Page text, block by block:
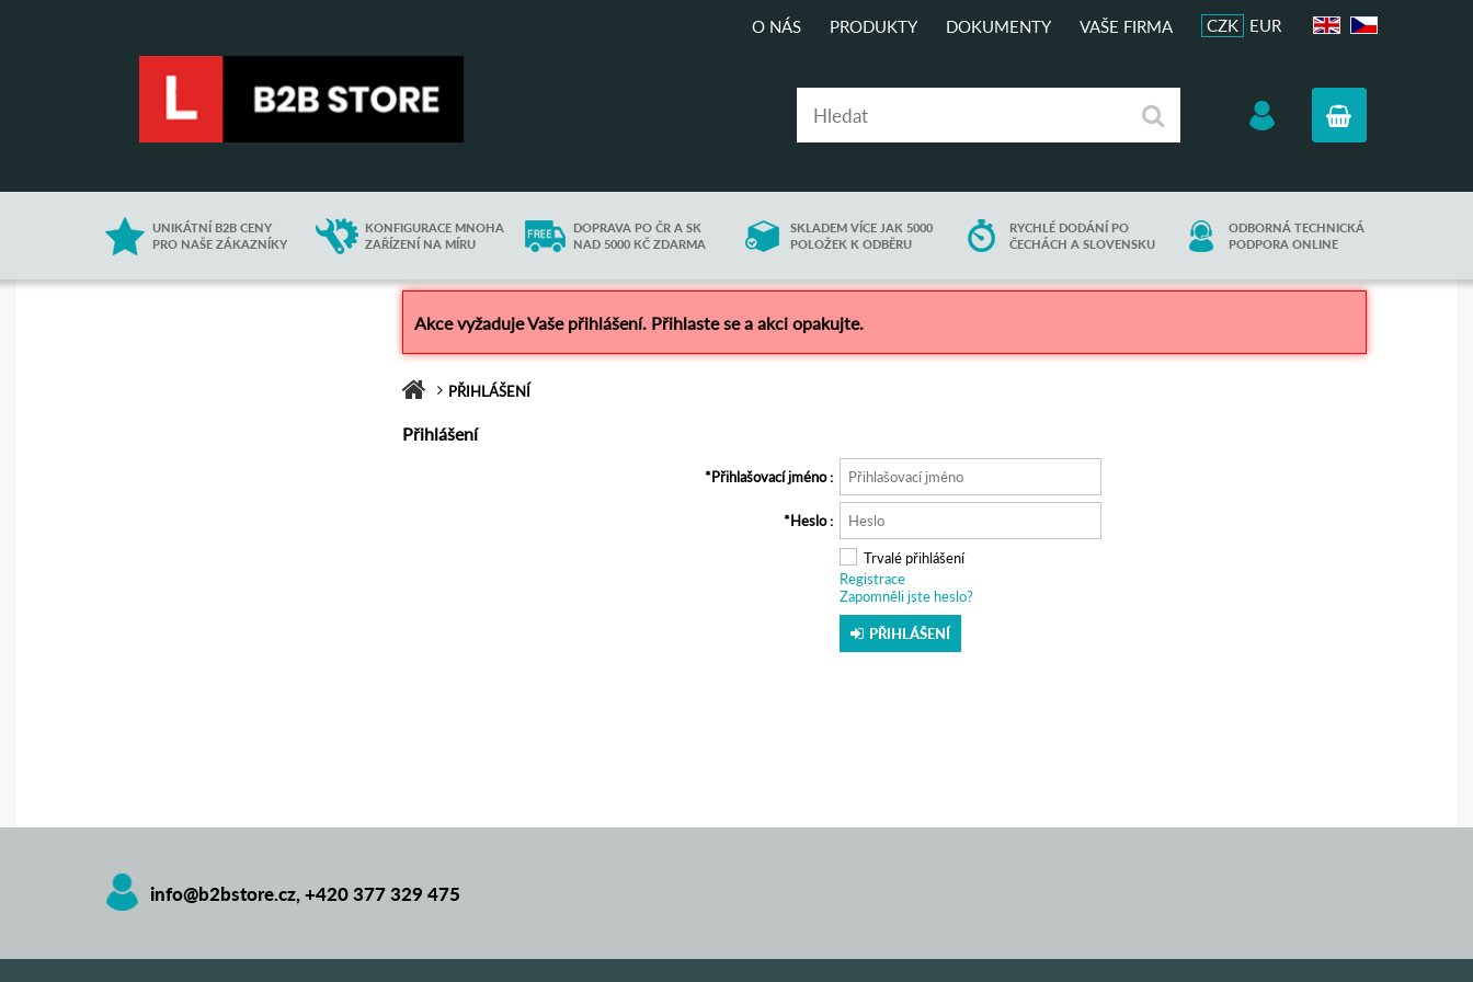
EN CZ
CZK EUR
O NÁS PRODUKTY DOKUMENTY VAŠE FIRMA
UNIKÁTNÍ B2B CENY
PRO NAŠE ZÁKAZNÍKY
KONFIGURACE MNOHA
ZAŘÍZENÍ NA MÍRU
DOPRAVA PO ČR A SK
NAD 5000 KČ ZDARMA
SKLADEM VÍCE JAK 5000
POLOŽEK K ODBĚRU
RYCHLÉ DODÁNÍ PO
ČECHÁCH A SLOVENSKU
ODBORNÁ TECHNICKÁ
PODPORA ONLINE
Akce vyžaduje Vaše přihlášení. Přihlaste se a akci opakujte.
PŘIHLÁŠENÍ
Přihlášení
Přihlašovací jméno
Heslo
Trvalé přihlášení
Registrace
Zapomněli jste heslo?
PŘIHLÁŠENÍ
info@b2bstore.cz, +420 377 329 475